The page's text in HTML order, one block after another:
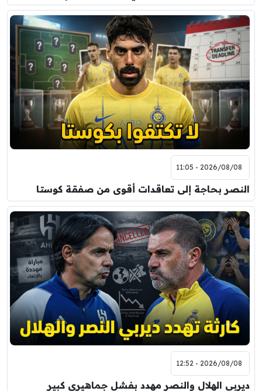
2026/08/08 - 11:05
النصر بحاجة إلى تعاقدات أقوى من صفقة كوستا
2026/08/08 - 12:52
ديربي الهلال والنصر مهدد بفشل جماهيري كبير